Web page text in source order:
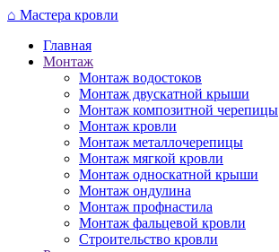
Перейти
основному
содержанию
⌂ Мастера кровли
Главная
Монтаж
Монтаж водостоков
Монтаж двускатной крыши
Монтаж композитной черепицы
Монтаж кровли
Монтаж металлочерепицы
Монтаж мягкой кровли
Монтаж односкатной крыши
Монтаж ондулина
Монтаж профнастила
Монтаж фальцевой кровли
Строительство кровли